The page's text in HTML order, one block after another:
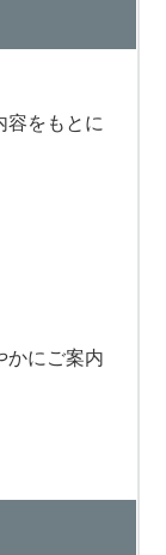
をもとに
かにご案内